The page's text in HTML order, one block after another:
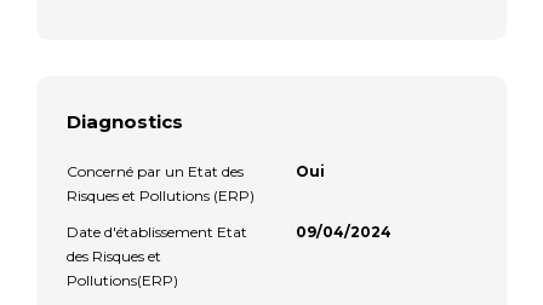
Diagnostics
Concerné par un Etat des
Risques et Pollutions (ERP)
Oui
Date d'établissement Etat
des Risques et
Pollutions(ERP)
09/04/2024